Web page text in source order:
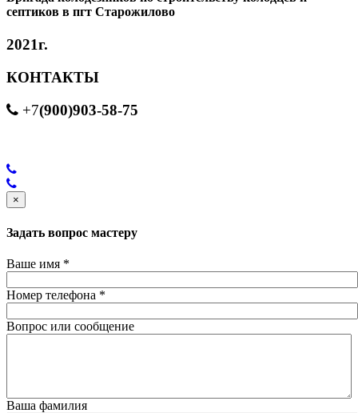
септиков в пгт Старожилово
2021г.
КОНТАКТЫ
+7(900)903-58-75
×
Задать вопрос мастеру
Ваше имя *
Номер телефона *
Вопрос или сообщение
Ваша фамилия